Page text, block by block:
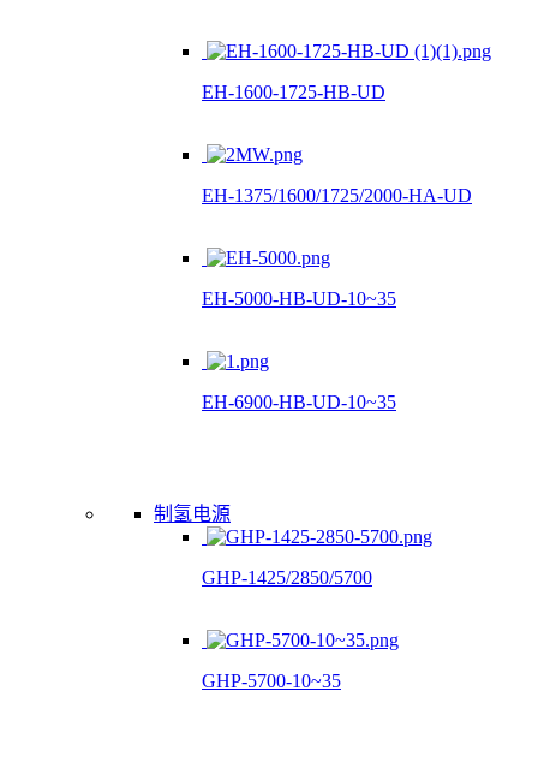
EH-1600-1725-HB-UD
EH-1375/1600/1725/2000-HA-UD
EH-5000-HB-UD-10~35
EH-6900-HB-UD-10~35
制氢电源
GHP-1425/2850/5700
GHP-5700-10~35